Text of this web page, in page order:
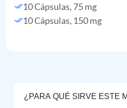
10 Cápsulas, 75 mg
10 Cápsulas, 150 mg
¿PARA QUÉ SIRVE ESTE